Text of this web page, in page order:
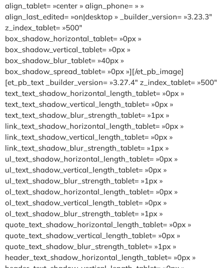
align_tablet= »center » align_phone= » »
align_last_edited= »on|desktop » _builder_version= »3.23.3″
z_index_tablet= »500″
box_shadow_horizontal_tablet= »0px »
box_shadow_vertical_tablet= »0px »
box_shadow_blur_tablet= »40px »
box_shadow_spread_tablet= »0px »][/et_pb_image]
[et_pb_text _builder_version= »3.27.4″ z_index_tablet= »500″
text_text_shadow_horizontal_length_tablet= »0px »
text_text_shadow_vertical_length_tablet= »0px »
text_text_shadow_blur_strength_tablet= »1px »
link_text_shadow_horizontal_length_tablet= »0px »
link_text_shadow_vertical_length_tablet= »0px »
link_text_shadow_blur_strength_tablet= »1px »
ul_text_shadow_horizontal_length_tablet= »0px »
ul_text_shadow_vertical_length_tablet= »0px »
ul_text_shadow_blur_strength_tablet= »1px »
ol_text_shadow_horizontal_length_tablet= »0px »
ol_text_shadow_vertical_length_tablet= »0px »
ol_text_shadow_blur_strength_tablet= »1px »
quote_text_shadow_horizontal_length_tablet= »0px »
quote_text_shadow_vertical_length_tablet= »0px »
quote_text_shadow_blur_strength_tablet= »1px »
header_text_shadow_horizontal_length_tablet= »0px »